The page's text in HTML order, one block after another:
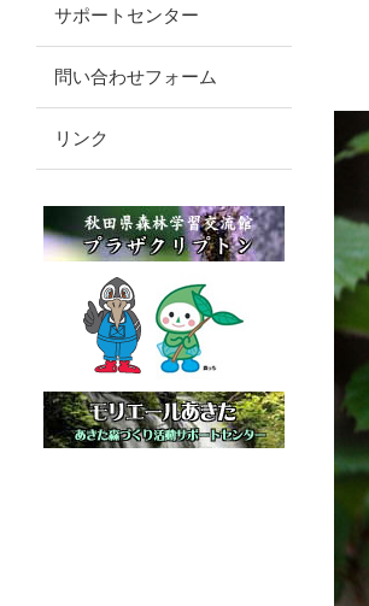
サポートセンター
問い合わせフォーム
リンク